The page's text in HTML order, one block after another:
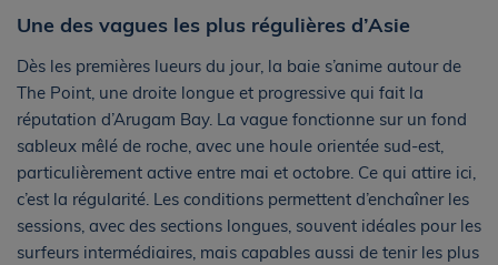
Une des vagues les plus régulières d’Asie
Dès les premières lueurs du jour, la baie s’anime autour de
The Point, une droite longue et progressive qui fait la
réputation d’Arugam Bay. La vague fonctionne sur un fond
sableux mêlé de roche, avec une houle orientée sud-est,
particulièrement active entre mai et octobre. Ce qui attire ici,
c’est la régularité. Les conditions permettent d’enchaîner les
sessions, avec des sections longues, souvent idéales pour les
surfeurs intermédiaires, mais capables aussi de tenir les plus